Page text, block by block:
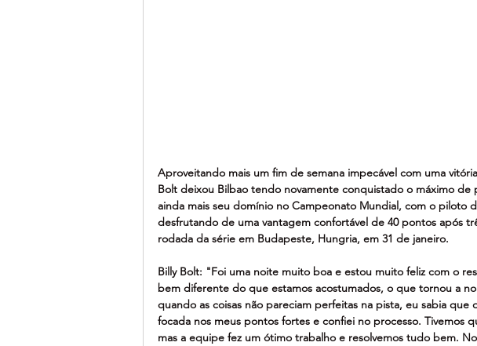
Aproveitando mais um fim de semana impecável com uma
Bolt deixou Bilbao tendo novamente conquistado o máximo
ainda mais seu domínio no Campeonato Mundial, com o piloto
desfrutando de uma vantagem confortável de 40 pontos após
rodada da série em Budapeste, Hungria, em 31 de janeiro.
Billy Bolt: "Foi uma noite muito boa e estou muito feliz com o
bem diferente do que estamos acostumados, o que tornou a
quando as coisas não pareciam perfeitas na pista, eu sabia que
focada nos meus pontos fortes e confiei no processo. Tivemos
mas a equipe fez um ótimo trabalho e resolvemos tudo bem.